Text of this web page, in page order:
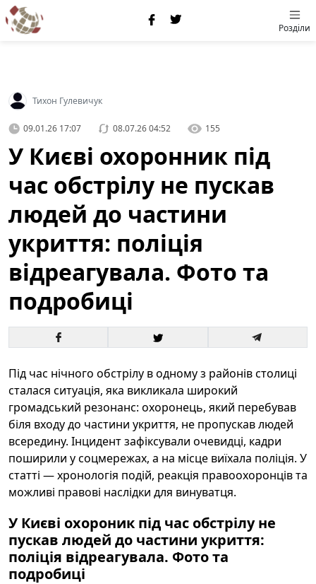
Розділи
Тихон Гулевичук
09.01.26 17:07 08.07.26 04:52 155
У Києві охоронник під
час обстрілу не пускав
людей до частини
укриття: поліція
відреагувала. Фото та
подробиці
Під час нічного обстрілу в одному з районів столиці
сталася ситуація, яка викликала широкий
громадський резонанс: охоронець, який перебував
біля входу до частини укриття, не пропускав людей
всередину. Інцидент зафіксували очевидці, кадри
поширили у соцмережах, а на місце виїхала поліція. У
статті — хронологія подій, реакція правоохоронців та
можливі правові наслідки для винуватця.
У Києві охороник під час обстрілу не
пускав людей до частини укриття:
поліція відреагувала. Фото та
подробиці